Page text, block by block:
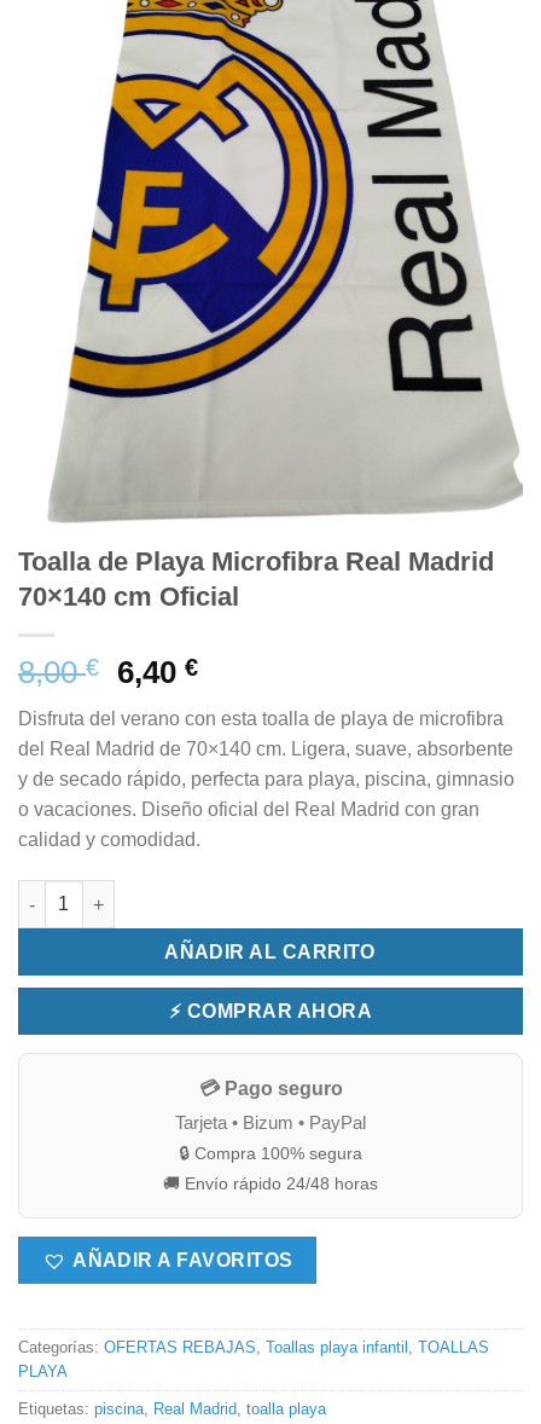
Toalla de Playa Microfibra Real Madrid
70×140 cm Oficial
8,00€ 6,40 €
Disfruta del verano con esta toalla de playa de microfibra
del Real Madrid de 70×140 cm. Ligera, suave, absorbente
y de secado rápido, perfecta para playa, piscina, gimnasio
o vacaciones. Diseño oficial del Real Madrid con gran
calidad y comodidad.
Toalla de Playa Microfibra Real Madrid 70x140 cm Oficial
AÑADIR AL CARRITO
⚡ COMPRAR AHORA
💳 Pago seguro
Tarjeta • Bizum • PayPal
🔒 Compra 100% segura
🚚 Envío rápido 24/48 horas
AÑADIR A FAVORITOS
Categorías: OFERTAS REBAJAS Toallas playa infantil TOALLAS
PLAYA
Etiquetas: piscina Real Madrid toalla playa